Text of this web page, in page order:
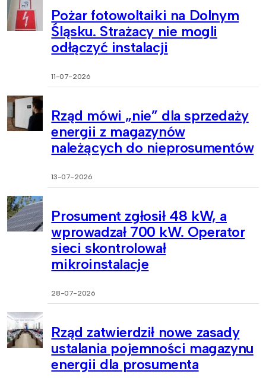
Pożar fotowoltaiki na Dolnym
Śląsku. Strażacy nie mogli
odłączyć instalacji
11-07-2026
Rząd mówi „nie” dla sprzedaży
energii z magazynów
należących do nieprosumentów
13-07-2026
Prosument zgłosił 48 kW, a
wprowadzał 700 kW. Operator
sieci skontrolował
mikroinstalacje
28-07-2026
Rząd zatwierdził nowe zasady
ustalania pojemności magazynu
energii dla prosumenta